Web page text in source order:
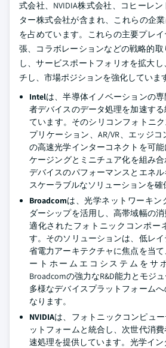
式会社、NVIDIA株式会社、コヒーレ
ター株式会社が含まれ、これらの企
を占めています。これらの主要プレ
張、コラボレーションなどの戦略的
し、サービスポートフォリオを拡大
チし、市場ポジションを強化していま
Intelは、半導体イノベーションの
者デバイスのデータ処理を加速す
ています。そのシリコンフォトニ
プリケーション、AR/VR、エッジ
の高速光学インターコネクトを可
ケージングとミニチュア化を組み
デバイスのパフォーマンスとエネ
スケーラブルなソリューションを確
Broadcomは、光学ネットワーキン
ダーシップを活用し、高帯域幅の
適化されたフォトニックコンポー
す。そのソリューションは、低レ
省電力アーキテクチャに焦点を当
ートホームエコシステムをサ
Broadcomの強力なR&D能力とモジ
多様なデバイスプラットフォーム
なります。
NVIDIAは、フォトニックコンピュ
ットフォームと統合し、次世代消
速処理を提供しています。光学イン